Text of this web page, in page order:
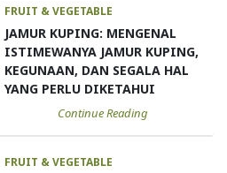
FRUIT & VEGETABLE
JAMUR KUPING: MENGENAL
ISTIMEWANYA JAMUR KUPING,
KEGUNAAN, DAN SEGALA HAL
YANG PERLU DIKETAHUI
Continue Reading
FRUIT & VEGETABLE